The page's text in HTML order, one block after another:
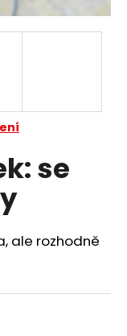
se
ale rozhodně